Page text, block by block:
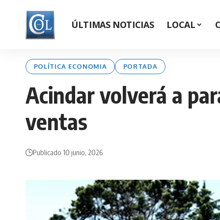
ÚLTIMAS NOTICIAS LOCAL
POLÍTICA ECONOMIA PORTADA
Acindar volverá a
ventas
Publicado 10 junio, 2026